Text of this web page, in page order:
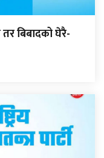
बिबादको घेरै-